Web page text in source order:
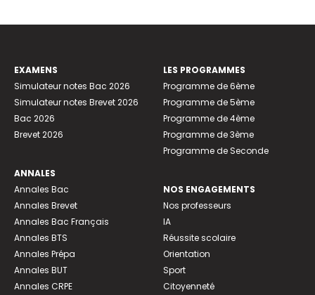
EXAMENS
Simulateur notes Bac 2026
Simulateur notes Brevet 2026
Bac 2026
Brevet 2026
ANNALES
Annales Bac
Annales Brevet
Annales Bac Français
Annales BTS
Annales Prépa
Annales BUT
Annales CRPE
LES PROGRAMMES
Programme de 6ème
Programme de 5ème
Programme de 4ème
Programme de 3ème
Programme de Seconde
NOS ENGAGEMENTS
Nos professeurs
IA
Réussite scolaire
Orientation
Sport
Citoyenneté